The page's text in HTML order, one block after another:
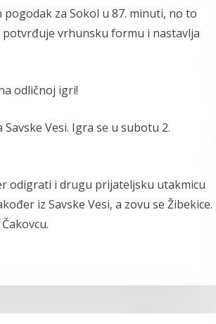
za Sokol u 87. minuti, no to
vrhunsku formu i nastavlja
odličnoj igri!
Vesi. Igra se u subotu 2.
odigrati i drugu prijateljsku utakmicu
iz Savske Vesi, a zovu se Žibekice.